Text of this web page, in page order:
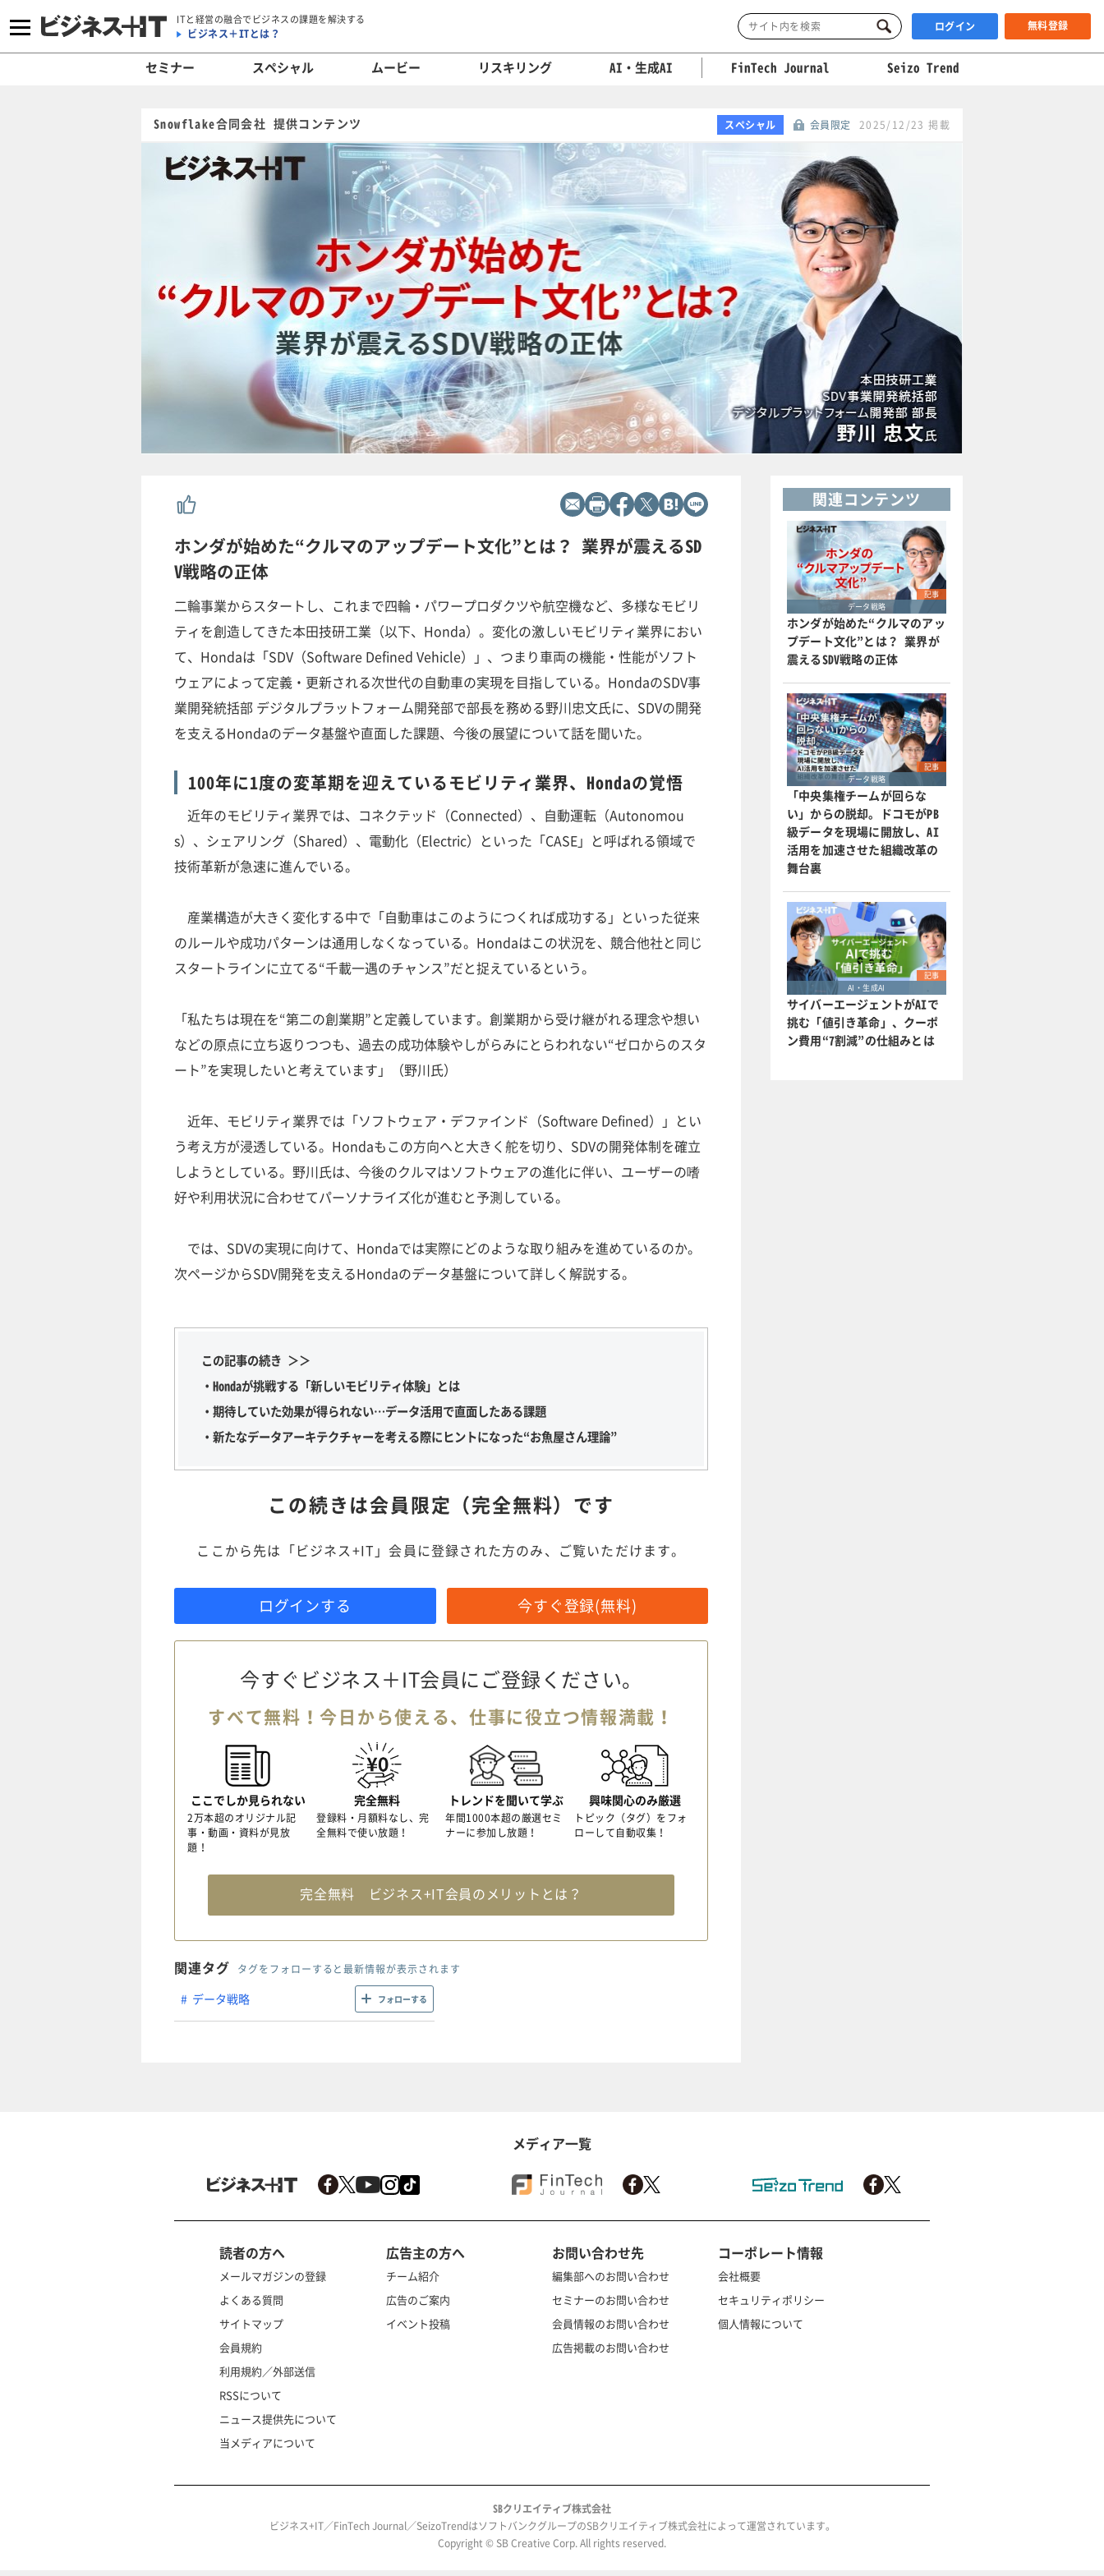
ITと経営の融合でビジネスの課題を解決する
ビジネス＋ITとは？ ログイン 無料登録
セミナー スペシャル ムービー リスキリング AI・生成AI FinTech Journal Seizo Trend
Snowflake合同会社 提供コンテンツ スペシャル 会員限定 2025/12/23 掲載
ホンダが始めた“クルマのアップデート文化”とは？ 業界が震えるSD
V戦略の正体
二輪事業からスタートし、これまで四輪・パワープロダクツや航空機など、多様なモビリ
ティを創造してきた本田技研工業（以下、Honda）。変化の激しいモビリティ業界におい
て、Hondaは「SDV（Software Defined Vehicle）」、つまり車両の機能・性能がソフト
ウェアによって定義・更新される次世代の自動車の実現を目指している。HondaのSDV事
業開発統括部 デジタルプラットフォーム開発部で部長を務める野川忠文氏に、SDVの開発
を支えるHondaのデータ基盤や直面した課題、今後の展望について話を聞いた。
100年に1度の変革期を迎えているモビリティ業界、Hondaの覚悟
近年のモビリティ業界では、コネクテッド（Connected）、自動運転（Autonomou
s）、シェアリング（Shared）、電動化（Electric）といった「CASE」と呼ばれる領域で
技術革新が急速に進んでいる。
産業構造が大きく変化する中で「自動車はこのようにつくれば成功する」といった従来
のルールや成功パターンは通用しなくなっている。Hondaはこの状況を、競合他社と同じ
スタートラインに立てる“千載一遇のチャンス”だと捉えているという。
「私たちは現在を“第二の創業期”と定義しています。創業期から受け継がれる理念や想い
などの原点に立ち返りつつも、過去の成功体験やしがらみにとらわれない“ゼロからのスタ
ート”を実現したいと考えています」（野川氏）
近年、モビリティ業界では「ソフトウェア・デファインド（Software Defined）」とい
う考え方が浸透している。Hondaもこの方向へと大きく舵を切り、SDVの開発体制を確立
しようとしている。野川氏は、今後のクルマはソフトウェアの進化に伴い、ユーザーの嗜
好や利用状況に合わせてパーソナライズ化が進むと予測している。
では、SDVの実現に向けて、Hondaでは実際にどのような取り組みを進めているのか。
次ページからSDV開発を支えるHondaのデータ基盤について詳しく解説する。
この記事の続き ＞＞
・Hondaが挑戦する「新しいモビリティ体験」とは
・期待していた効果が得られない…データ活用で直面したある課題
・新たなデータアーキテクチャーを考える際にヒントになった“お魚屋さん理論”
この続きは会員限定（完全無料）です
ここから先は「ビジネス+IT」会員に登録された方のみ、ご覧いただけます。
ログインする 今すぐ登録(無料)
今すぐビジネス＋IT会員にご登録ください。
すべて無料！今日から使える、仕事に役立つ情報満載！
ここでしか見られない
2万本超のオリジナル記
事・動画・資料が見放
題！
完全無料
登録料・月額料なし、完
全無料で使い放題！
トレンドを聞いて学ぶ
年間1000本超の厳選セミ
ナーに参加し放題！
興味関心のみ厳選
トピック（タグ）をフォ
ローして自動収集！
完全無料 ビジネス+IT会員のメリットとは？
関連タグ タグをフォローすると最新情報が表示されます
データ戦略 フォローする
関連コンテンツ
記事
データ戦略
ホンダが始めた“クルマのアッ
プデート文化”とは？ 業界が
震えるSDV戦略の正体
記事
データ戦略
「中央集権チームが回らな
い」からの脱却。ドコモがPB
級データを現場に開放し、AI
活用を加速させた組織改革の
舞台裏
記事
AI・生成AI
サイバーエージェントがAIで
挑む「値引き革命」、クーポ
ン費用“7割減”の仕組みとは
メディア一覧
読者の方へ
メールマガジンの登録
よくある質問
サイトマップ
会員規約
利用規約／外部送信
RSSについて
ニュース提供先について
当メディアについて
広告主の方へ
チーム紹介
広告のご案内
イベント投稿
お問い合わせ先
編集部へのお問い合わせ
セミナーのお問い合わせ
会員情報のお問い合わせ
広告掲載のお問い合わせ
コーポレート情報
会社概要
セキュリティポリシー
個人情報について
SBクリエイティブ株式会社
ビジネス+IT／FinTech Journal／SeizoTrendはソフトバンクグループのSBクリエイティブ株式会社によって運営されています。
Copyright © SB Creative Corp. All rights reserved.